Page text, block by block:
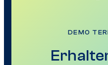
DEMO